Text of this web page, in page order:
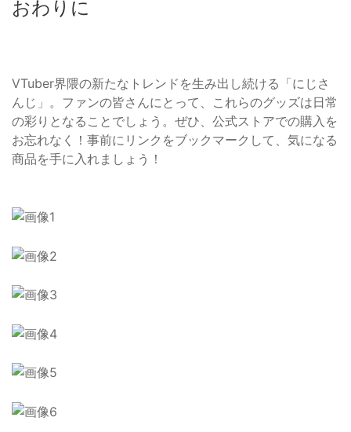
おわりに
VTuber界隈の新たなトレンドを生み出し続ける「にじさ
んじ」。ファンの皆さんにとって、これらのグッズは日常
の彩りとなることでしょう。ぜひ、公式ストアでの購入を
お忘れなく！事前にリンクをブックマークして、気になる
商品を手に入れましょう！